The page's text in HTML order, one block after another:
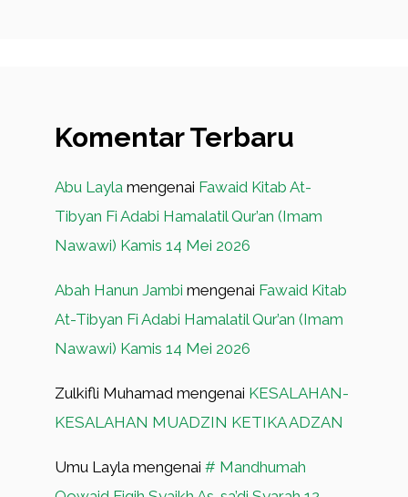
Komentar Terbaru
Abu Layla mengenai Fawaid Kitab At-
Tibyan Fi Adabi Hamalatil Qur’an (Imam
Nawawi) Kamis 14 Mei 2026
Abah Hanun Jambi mengenai Fawaid Kitab
At-Tibyan Fi Adabi Hamalatil Qur’an (Imam
Nawawi) Kamis 14 Mei 2026
Zulkifli Muhamad mengenai KESALAHAN-
KESALAHAN MUADZIN KETIKA ADZAN
Umu Layla mengenai # Mandhumah